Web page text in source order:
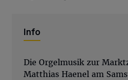
Info
Die Orgelmusik zur
Matthias Haenel am